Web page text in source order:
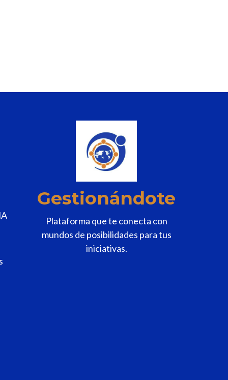
Gestionándote
Plataforma que te conecta con
mundos de posibilidades para tus
iniciativas.